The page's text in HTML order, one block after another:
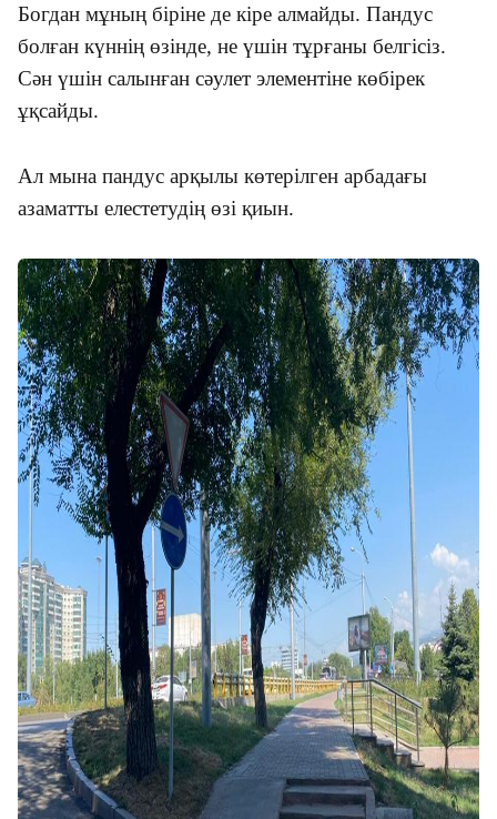
Богдан мұның біріне де кіре алмайды. Пандус
болған күннің өзінде, не үшін тұрғаны белгісіз.
Сән үшін салынған сәулет элементіне көбірек
ұқсайды.
Ал мына пандус арқылы көтерілген арбадағы
азаматты елестетудің өзі қиын.